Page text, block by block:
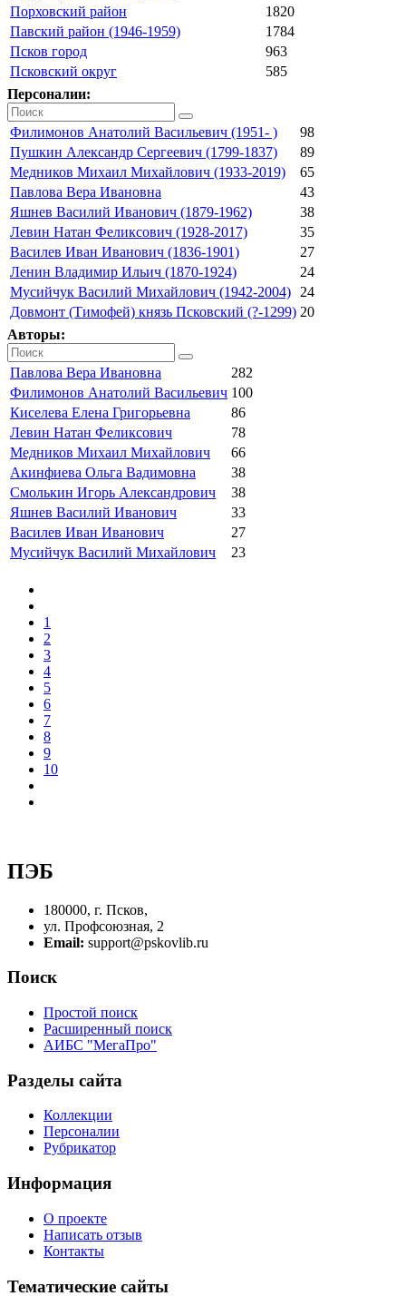
Порховский район
1820
Павский район (1946-1959)
1784
Псков город
963
Псковский округ
585
Персоналии:
Филимонов Анатолий Васильевич (1951- )
98
Пушкин Александр Сергеевич (1799-1837)
89
Медников Михаил Михайлович (1933-2019)
65
Павлова Вера Ивановна
43
Яшнев Василий Иванович (1879-1962)
38
Левин Натан Феликсович (1928-2017)
35
Василев Иван Иванович (1836-1901)
27
Ленин Владимир Ильич (1870-1924)
24
Мусийчук Василий Михайлович (1942-2004)
24
Довмонт (Тимофей) князь Псковский (?-1299) 20
Авторы:
Павлова Вера Ивановна
282
Филимонов Анатолий Васильевич 100
Киселева Елена Григорьевна
86
Левин Натан Феликсович
78
Медников Михаил Михайлович
66
Акинфиева Ольга Вадимовна
38
Смолькин Игорь Александрович
38
Яшнев Василий Иванович
33
Василев Иван Иванович
27
Мусийчук Василий Михайлович
23
1
2
3
4
5
6
7
8
9
10
ПЭБ
180000, г. Псков,
ул. Профсоюзная, 2
Email: support@pskovlib.ru
Поиск
Простой поиск
Расширенный поиск
АИБС "МегаПро"
Разделы сайта
Коллекции
Персоналии
Рубрикатор
Информация
О проекте
Написать отзыв
Контакты
Тематические сайты